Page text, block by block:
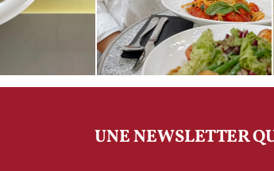
UNE NEWSLETTER